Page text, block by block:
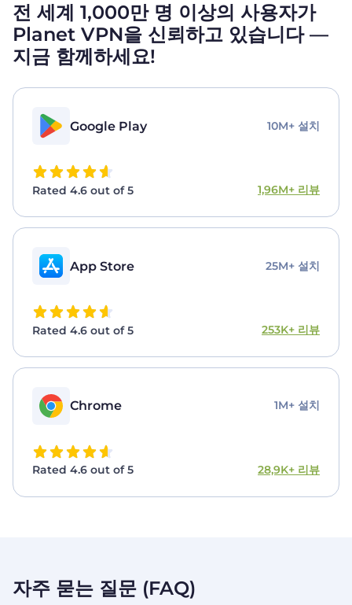
전 세계 1,000만 명 이상의 사용자가
Planet VPN을 신뢰하고 있습니다 —
지금 함께하세요!
Google Play 10M+ 설치
Rated 4.6 out of 5 1,96M+ 리뷰
App Store 25M+ 설치
Rated 4.6 out of 5 253K+ 리뷰
Chrome 1M+ 설치
Rated 4.6 out of 5 28,9K+ 리뷰
자주 묻는 질문 (FAQ)